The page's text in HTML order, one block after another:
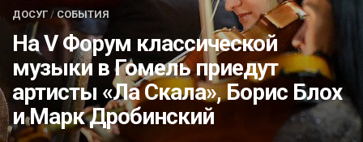
БЛИЦ-ОПРОС
АФИША
ДОСУГ / СОБЫТИЯ
На V Форум классической
музыки в Гомель приедут
артисты «Ла Скала», Борис Блох
и Марк Дробинский